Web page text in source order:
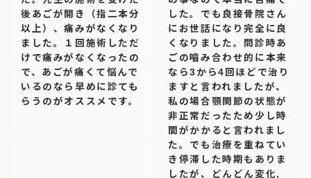
後あごが開き（指二本分
以上）、痛みがなくなり
ました。１回施術しただ
けで痛みがなくなったの
で、あごが痛くて悩んで
いるのなら早めに診ても
らうのがオススメです。
した。でも良接骨院さん
にお世話になり完全に良
くなりました。問診時あ
ごの嚙み合わせ的に本来
なら3から4回ほどで治り
ますと言われましたが、
私の場合顎関節の状態が
非正常だったため少し時
間がかかると言われまし
た。でも治療を重ねてい
き停滞した時期もありま
したが、どんどん変化,